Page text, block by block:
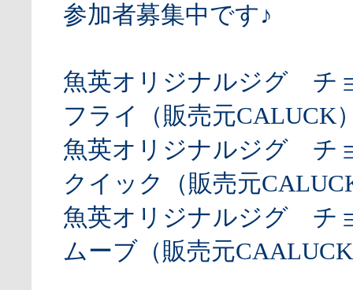
参加者募集中です♪
魚英オリジナルジグ チ
フライ（販売元CALUCK
魚英オリジナルジグ チ
クイック（販売元
魚英オリジナルジグ チ
ムーブ（販売元